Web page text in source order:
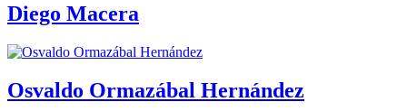
Diego Macera
Osvaldo Ormazábal Hernández